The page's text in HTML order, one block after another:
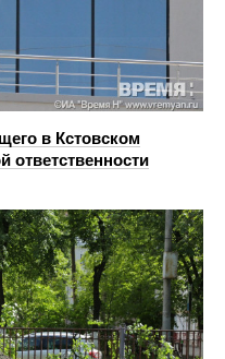
в Кстовском
ответственности